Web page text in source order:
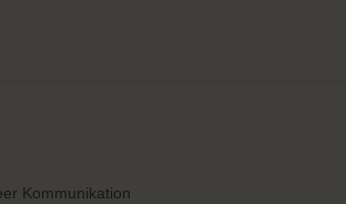
Kommunikation